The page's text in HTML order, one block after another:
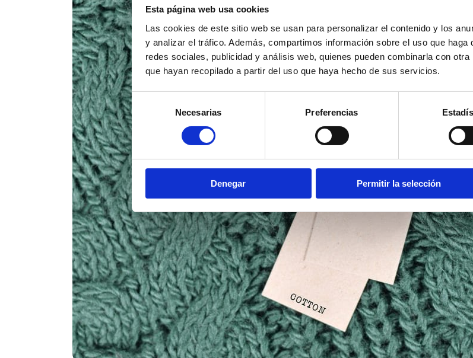
Esta página web usa cookies
Las cookies de este sitio web se usan para personalizar el contenido y los
y analizar el tráfico. Además, compartimos información sobre el uso que
redes sociales, publicidad y análisis web, quienes pueden combinarla con
que hayan recopilado a partir del uso que haya hecho de sus servicios.
Selección
de
consentimiento
Necesarias Preferencias
Denegar Permitir la selección